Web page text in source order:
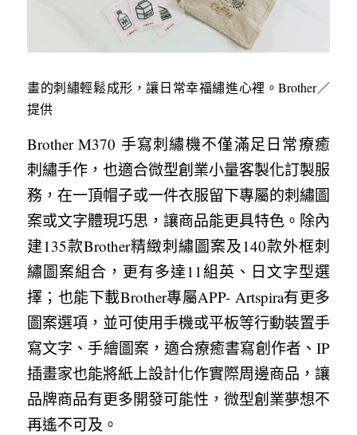
畫的刺繡輕鬆成形，讓日常幸福繡進心裡。Brother／
提供
Brother M370 手寫刺繡機不僅滿足日常療癒
刺繡手作，也適合微型創業小量客製化訂製服
務，在一頂帽子或一件衣服留下專屬的刺繡圖
案或文字體現巧思，讓商品能更具特色。除內
建135款Brother精緻刺繡圖案及140款外框刺
繡圖案組合，更有多達11組英、日文字型選
擇；也能下載Brother專屬APP- Artspira有更多
圖案選項，並可使用手機或平板等行動裝置手
寫文字、手繪圖案，適合療癒書寫創作者、IP
插畫家也能將紙上設計化作實際周邊商品，讓
品牌商品有更多開發可能性，微型創業夢想不
再遙不可及。